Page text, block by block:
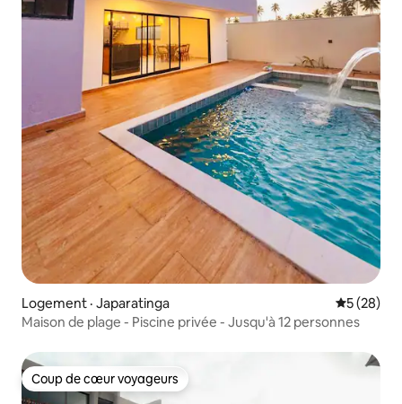
Logement · Japaratinga Note
5 (28)
Maison de plage - Piscine privée - Jusqu'à 12 personnes
Coup de cœur voyageurs
Coup de cœur voyageurs